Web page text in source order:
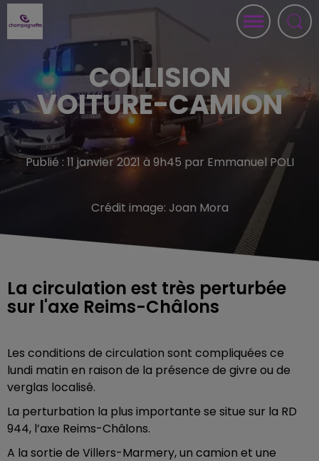
COLLISION
VOITURE-CAMION
Publié : 11 janvier 2021 à 9h45 par Emmanuel POLI
Crédit image: Joan Mora
La circulation est très perturbée
sur l'axe Reims-Châlons
Les conditions de circulation sont compliquées ce
lundi matin en raison de la présence de givre ou de
verglas localisé.
La perturbation la plus importante se situe sur la RD
944, l’axe Reims-Châlons.
A la sortie de Villers-Marmery, un camion et une